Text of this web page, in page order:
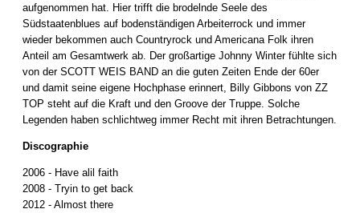
aufgenommen hat. Hier trifft die brodelnde Seele des
Südstaatenblues auf bodenständigen Arbeiterrock und immer
wieder bekommen auch Countryrock und Americana Folk ihren
Anteil am Gesamtwerk ab. Der großartige Johnny Winter fühlte sich
von der SCOTT WEIS BAND an die guten Zeiten Ende der 60er
und damit seine eigene Hochphase erinnert, Billy Gibbons von ZZ
TOP steht auf die Kraft und den Groove der Truppe. Solche
Legenden haben schlichtweg immer Recht mit ihren Betrachtungen.
Discographie
2006 - Have alil faith
2008 - Tryin to get back
2012 - Almost there